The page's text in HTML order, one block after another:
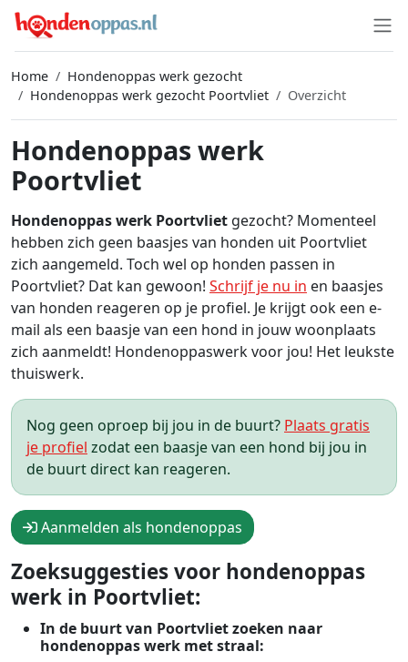
Home
Hondenoppas werk gezocht
Hondenoppas werk gezocht Poortvliet
Overzicht
Hondenoppas werk
Poortvliet
Hondenoppas werk Poortvliet gezocht? Momenteel
hebben zich geen baasjes van honden uit Poortvliet
zich aangemeld. Toch wel op honden passen in
Poortvliet? Dat kan gewoon! Schrijf je nu in en baasjes
van honden reageren op je profiel. Je krijgt ook een e-
mail als een baasje van een hond in jouw woonplaats
zich aanmeldt! Hondenoppaswerk voor jou! Het leukste
thuiswerk.
Nog geen oproep bij jou in de buurt? Plaats gratis
je profiel zodat een baasje van een hond bij jou in
de buurt direct kan reageren.
Aanmelden als hondenoppas
Zoeksuggesties voor hondenoppas
werk in Poortvliet:
In de buurt van Poortvliet zoeken naar
hondenoppas werk met straal: